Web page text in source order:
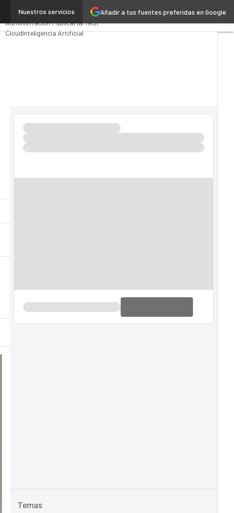
Añadir a tus fuentes preferidas en Google
Nuestros servicios
Premios ComputingAnalytics
Administración PúblicaMarTech
CloudInteligencia Artificial
Temas